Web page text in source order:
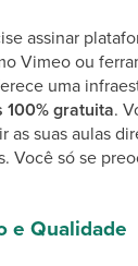
assinar
Vimeo ou
uma
100% gratuita.
as suas aulas
Você só se
e Qualidade